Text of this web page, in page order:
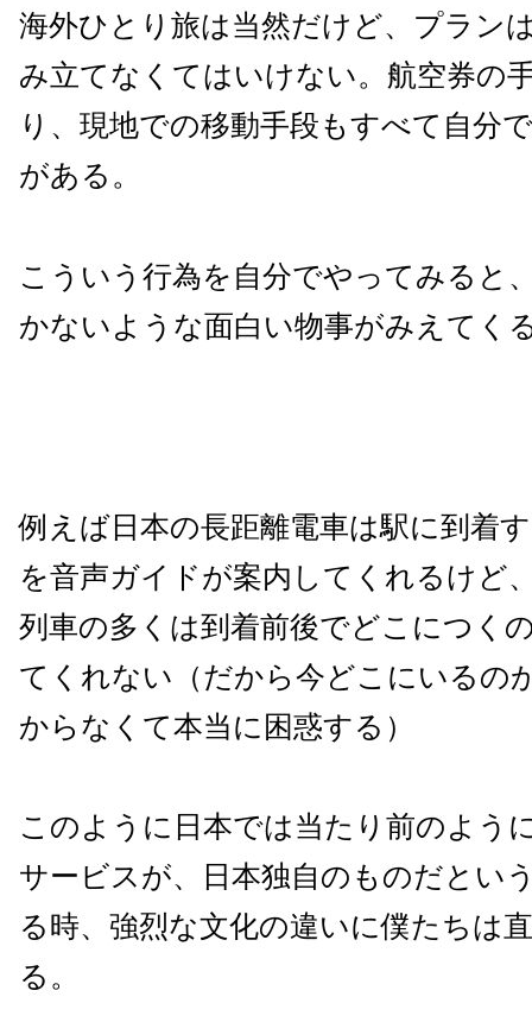
海外ひとり旅は当然だけど、プラン
み立てなくてはいけない。航空券の
り、現地での移動手段もすべて自分
がある。
こういう行為を自分でやってみると
かないような面白い物事がみえてく
例えば日本の長距離電車は駅に到着
を音声ガイドが案内してくれるけど
列車の多くは到着前後でどこにつく
てくれない（だから今どこにいるの
からなくて本当に困惑する）
このように日本では当たり前のよう
サービスが、日本独自のものだとい
る時、強烈な文化の違いに僕たちは
る。